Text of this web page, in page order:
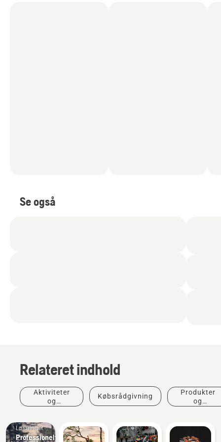
Se også
Relateret indhold
Aktiviteter
og
Købsrådgivning
Produkter
og
Løsninger
Professionelt